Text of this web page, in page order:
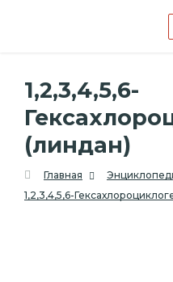
1,2,3,4,5,6-
(линдан)
Главная
1,2,3,4,5,6-